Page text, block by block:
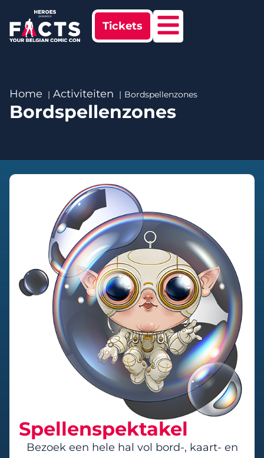
Tickets
Home Activiteiten Bordspellenzones
Bordspellenzones
Spellenspektakel
Bezoek een hele hal vol bord-, kaart- en